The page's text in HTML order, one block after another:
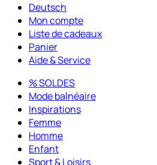
Deutsch
Mon compte
Liste de cadeaux
Panier
Aide & Service
% SOLDES
Mode balnéaire
Inspirations
Femme
Homme
Enfant
Sport & Loisirs